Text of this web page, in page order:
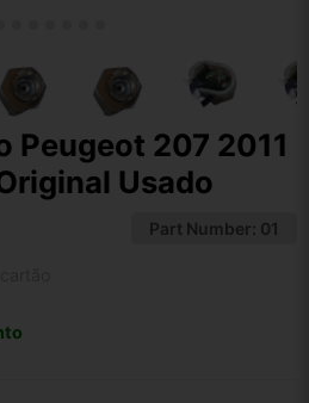
Peugeot 207 2011
Usado
Part Number: 01